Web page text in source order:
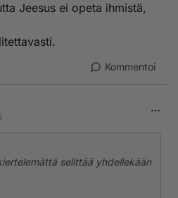
Jeesus ei opeta ihmistä,
Kommentoi
selittää yhdellekään
Jeesus ei opeta ihmistä,